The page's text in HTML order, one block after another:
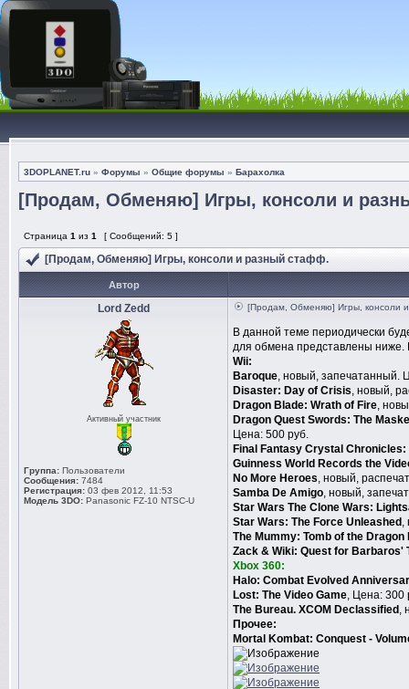
3DOPLANET.ru » Форумы » Общие форумы » Барахолка
[Продам, Обменяю] Игры, консоли и
Страница 1 из 1 [ Сообщений: 5 ]
[Продам, Обменяю] Игры, консоли и разный стафф.
Автор
Lord Zedd
Активный участник
Группа: Пользователи
Сообщения: 7484
Регистрация: 03 фев 2012, 11:53
Модель 3DO: Panasonic FZ-10 NTSC-U
[Продам, Обменяю] Игры, консоли
В данной теме периодически
для обмена представлены
Wii:
Baroque, новый, запечатанный.
Disaster: Day of Crisis, новый,
Dragon Blade: Wrath of Fire,
Dragon Quest Swords: The
Цена: 500 руб.
Final Fantasy Crystal
Guinness World Records the
No More Heroes, новый,
Samba De Amigo, новый,
Star Wars The Clone Wars:
Star Wars: The Force Unleashed ,
The Mummy: Tomb of the Dragon
Zack & Wiki: Quest for Barbaros'
Xbox 360:
Halo: Combat Evolved
Lost: The Video Game, Цена: 300
The Bureau. XCOM Declassified ,
Прочее:
Mortal Kombat: Conquest -